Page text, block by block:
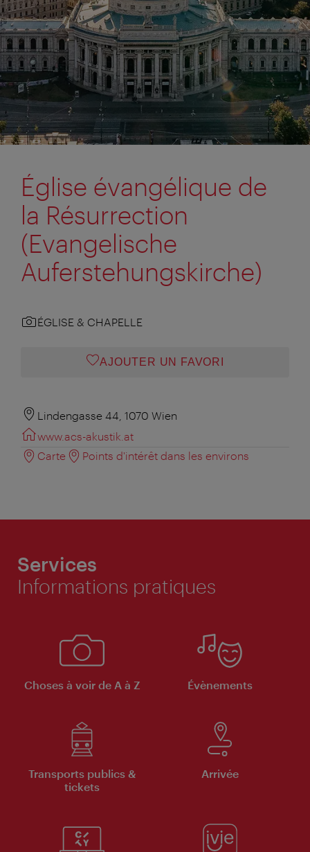
Église évangélique de
la Résurrection
(Evangelische
Auferstehungskirche)
ÉGLISE & CHAPELLE
AJOUTER UN FAVORI
Lindengasse 44, 1070 Wien
www.acs-akustik.at
Carte
Points d'intérêt dans les environs
Services
Informations pratiques
Choses à voir de A à Z Évènements
Transports publics &
tickets
Arrivée